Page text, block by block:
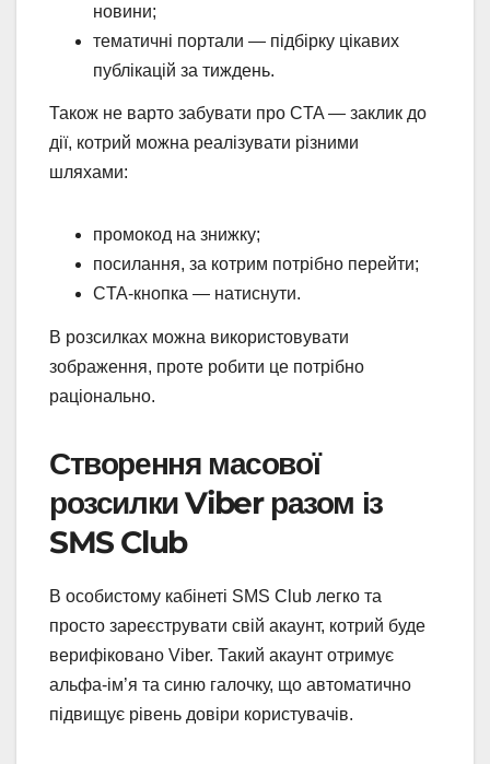
новини;
тематичні портали — підбірку цікавих
публікацій за тиждень.
Також не варто забувати про CTA — заклик до
дії, котрий можна реалізувати різними
шляхами:
промокод на знижку;
посилання, за котрим потрібно перейти;
CTA-кнопка — натиснути.
В розсилках можна використовувати
зображення, проте робити це потрібно
раціонально.
Створення масової
розсилки Viber разом із
SMS Club
В особистому кабінеті SMS Club легко та
просто зареєструвати свій акаунт, котрий буде
верифіковано Viber. Такий акаунт отримує
альфа-ім’я та синю галочку, що автоматично
підвищує рівень довіри користувачів.